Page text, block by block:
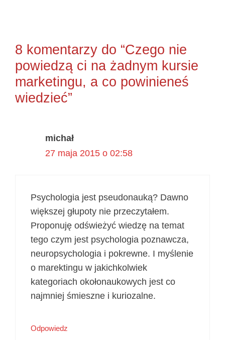
8 komentarzy do “Czego nie
powiedzą ci na żadnym kursie
marketingu, a co powinieneś
wiedzieć”
michał
27 maja 2015 o 02:58
Psychologia jest pseudonauką? Dawno
większej głupoty nie przeczytałem.
Proponuję odświeżyć wiedzę na temat
tego czym jest psychologia poznawcza,
neuropsychologia i pokrewne. I myślenie
o marektingu w jakichkolwiek
kategoriach okołonaukowych jest co
najmniej śmieszne i kuriozalne.
Odpowiedz